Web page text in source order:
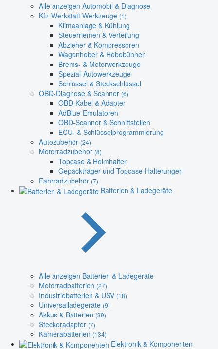
Alle anzeigen Automobil & Diagnose
Kfz-Werkstatt Werkzeuge (1)
Klimaanlage & Kühlung
Steuerriemen & Verteilung
Abzieher & Kompressoren
Wagenheber & Hebebühnen
Brems- & Motorwerkzeuge
Spezial-Autowerkzeuge
Schlüssel & Steckschlüssel
OBD-Diagnose & Scanner (6)
OBD-Kabel & Adapter
AdBlue-Emulatoren
OBD-Scanner & Schnittstellen
ECU- & Schlüsselprogrammierung
Autozubehör (24)
Motorradzubehör (8)
Topcase & Helmhalter
Gepäckträger und Topcase-Halterungen
Fahrradzubehör (7)
Batterien & Ladegeräte
Alle anzeigen Batterien & Ladegeräte
Motorradbatterien (27)
Industriebatterien & USV (18)
Universalladegeräte (9)
Akkus & Batterien (39)
Steckeradapter (7)
Kamerabatterien (134)
Elektronik & Komponenten